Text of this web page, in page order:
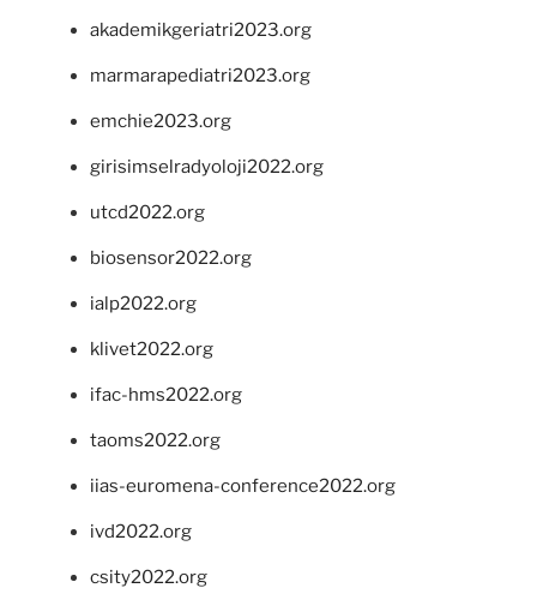
akademikgeriatri2023.org
marmarapediatri2023.org
emchie2023.org
girisimselradyoloji2022.org
utcd2022.org
biosensor2022.org
ialp2022.org
klivet2022.org
ifac-hms2022.org
taoms2022.org
iias-euromena-conference2022.org
ivd2022.org
csity2022.org